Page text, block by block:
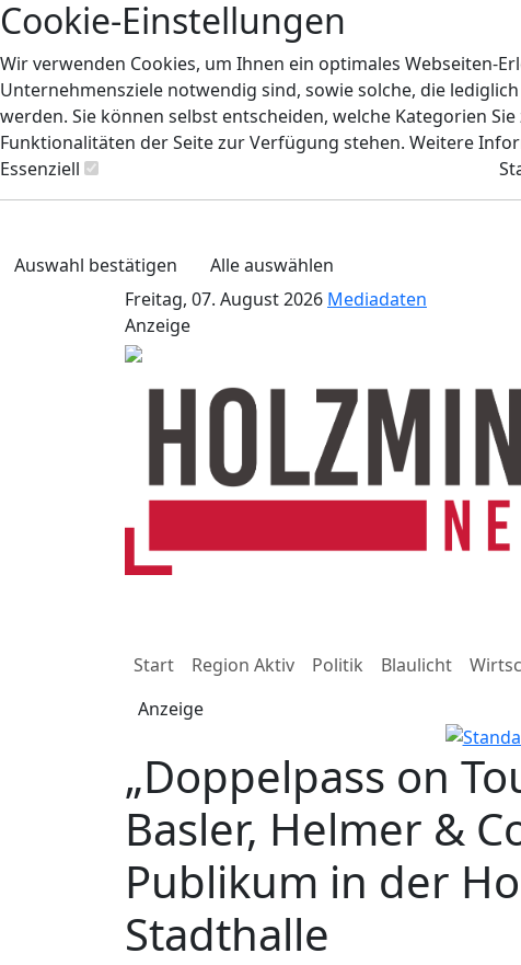
Cookie-Einstellungen
Wir verwenden Cookies, um Ihnen ein optimales Webseiten-
Unternehmensziele notwendig sind, sowie solche, die
werden. Sie können selbst entscheiden, welche Kategorien
Funktionalitäten der Seite zur Verfügung stehen. Weitere
Essenziell
Auswahl bestätigen
Alle auswählen
Freitag, 07. August 2026 Mediadaten
Anzeige
Start
Region Aktiv Politik Blaulicht
Anzeige
„Doppelpass on
Basler, Helmer &
Publikum in der
Stadthalle